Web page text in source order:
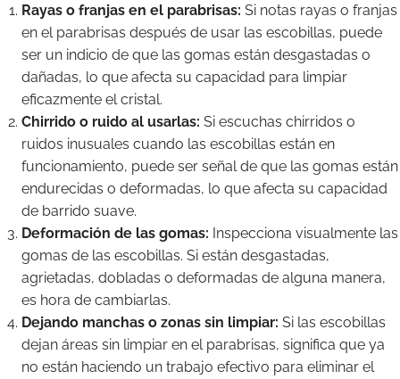
Rayas o franjas en el parabrisas: Si notas rayas o franjas
en el parabrisas después de usar las escobillas, puede
ser un indicio de que las gomas están desgastadas o
dañadas, lo que afecta su capacidad para limpiar
eficazmente el cristal.
Chirrido o ruido al usarlas: Si escuchas chirridos o
ruidos inusuales cuando las escobillas están en
funcionamiento, puede ser señal de que las gomas están
endurecidas o deformadas, lo que afecta su capacidad
de barrido suave.
Deformación de las gomas: Inspecciona visualmente las
gomas de las escobillas. Si están desgastadas,
agrietadas, dobladas o deformadas de alguna manera,
es hora de cambiarlas.
Dejando manchas o zonas sin limpiar: Si las escobillas
dejan áreas sin limpiar en el parabrisas, significa que ya
no están haciendo un trabajo efectivo para eliminar el